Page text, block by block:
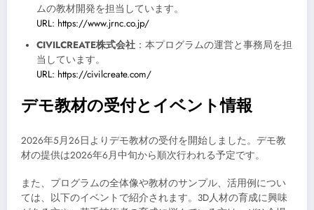
ムの教材開発を担当しています。
URL: https://www.jrnc.co.jp/
CIVILCREATE株式会社 ：本プログラムの運営と事務局を担
当しています。
URL: https://civilcreate.com/
デモ教材の受付とイベント情報
2026年5月26日よりデモ教材の受付を開始しました。デモ教
材の提供は2026年6月中旬から順次行われる予定です。
また、プログラムの全体像や教材のサンプル、活用例につい
ては、以下のイベントで紹介されます。3D人材の育成に興味